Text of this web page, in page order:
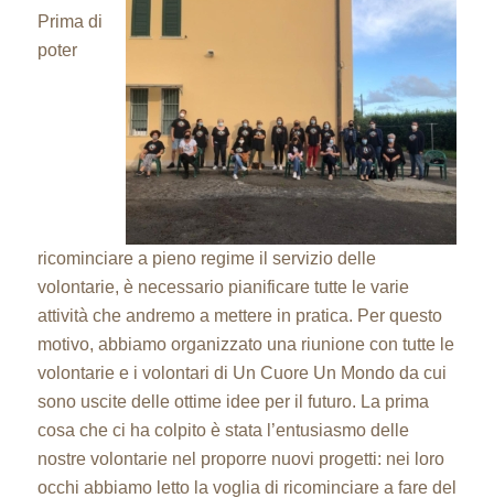
Prima di
poter
ricominciare a pieno regime il servizio delle
volontarie, è necessario pianificare tutte le varie
attività che andremo a mettere in pratica. Per questo
motivo, abbiamo organizzato una riunione con tutte le
volontarie e i volontari di Un Cuore Un Mondo da cui
sono uscite delle ottime idee per il futuro. La prima
cosa che ci ha colpito è stata l’entusiasmo delle
nostre volontarie nel proporre nuovi progetti: nei loro
occhi abbiamo letto la voglia di ricominciare a fare del